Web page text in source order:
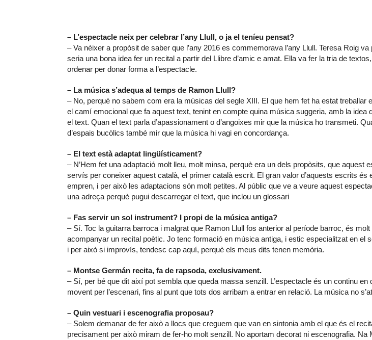
– L’espectacle neix per celebrar l’any Llull, o ja el teníeu pensat?
– Va néixer a propòsit de saber que l’any 2016 es commemorava l’any Llull. Teresa Roig va
seria una bona idea fer un recital a partir del Llibre d’amic e amat. Ella va fer la tria de
ordenar per donar forma a l’espectacle.
– La música s’adequa al temps de Ramon Llull?
– No, perquè no sabem com era la músicas del segle XIII. El que hem fet ha estat treballar
el camí emocional que fa aquest text, tenint en compte quina música suggeria, amb la idea
el text. Quan el text parla d’apassionament o d’angoixes mir que la música ho transmeti.
d’espais bucòlics també mir que la música hi vagi en concordança.
– El text està adaptat lingüísticament?
– N’Hem fet una adaptació molt lleu, molt minsa, perquè era un dels propòsits, que aquest
servís per coneixer aquest català, el primer català escrit. El gran valor d’aquests escrits és
empren, i per això les adaptacions són molt petites. Al públic que ve a veure aquest
una adreça perquè pugui descarregar el text, que inclou un glossari
– Fas servir un sol instrument? I propi de la música antiga?
– Sí. Toc la guitarra barroca i malgrat que Ramon Llull fos anterior al període barroc, és molt
acompanyar un recital poètic. Jo tenc formació en música antiga, i estic especialitzat en el
i per això si improvís, tendesc cap aquí, perquè els meus dits tenen memòria.
– Montse Germán recita, fa de rapsoda, exclusivament.
– Sí, per bé que dit així pot sembla que queda massa senzill. L’espectacle és un continu en
movent per l’escenari, fins al punt que tots dos arribam a entrar en relació. La música no
– Quin vestuari i escenografia proposau?
– Solem demanar de fer això a llocs que creguem que van en sintonia amb el que és el
precisament per això miram de fer-ho molt senzill. No aportam decorat ni escenografia. Na